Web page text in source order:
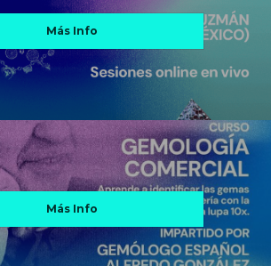
Más Info
Más Info